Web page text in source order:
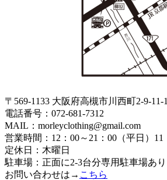
〒569-1133 大阪府高槻市川西町2-9-11-
電話番号：072-681-7312
MAIL：morleyclothing@gmail.com
営業時間：12：00～21：00（平日）11
定休日：木曜日
駐車場：正面に2-3台分専用駐車場あり
お問い合わせは→ こちら